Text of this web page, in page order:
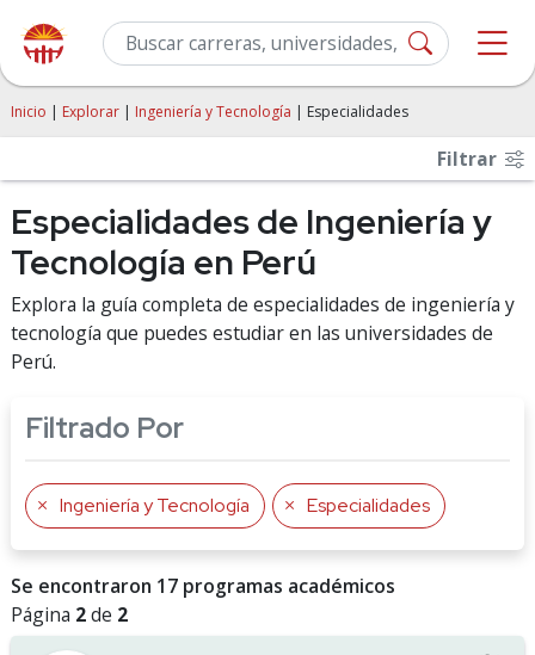
Inicio | Explorar | Ingeniería y Tecnología | Especialidades
Filtrar
Especialidades de Ingeniería y
Tecnología en Perú
Explora la guía completa de especialidades de ingeniería y
tecnología que puedes estudiar en las universidades de
Perú.
Filtrado Por
Ingeniería y Tecnología Especialidades
Se encontraron 17 programas académicos
Página 2de 2